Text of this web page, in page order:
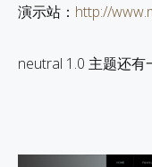
演示站： http://
neutral 1.0 主题还有